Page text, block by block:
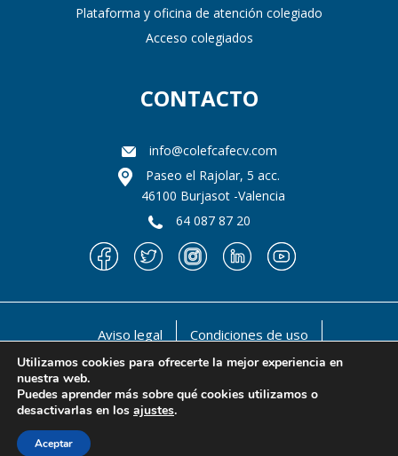
Plataforma y oficina de atención colegiado
Acceso colegiados
CONTACTO
info@colefcafecv.com
Paseo el Rajolar, 5 acc.
46100 Burjasot -Valencia
64 087 87 20
Aviso legal
Condiciones de uso
Política de privacidad
Política de cookies
@ 1990-2021 Il llustre Colegio oficial de Licenciados
en Educación Física y en Ciencias de la Actividad Física
Utilizamos cookies para ofrecerte la mejor experiencia en
nuestra web.
Puedes aprender más sobre qué cookies utilizamos o
desactivarlas en los ajustes.
Aceptar